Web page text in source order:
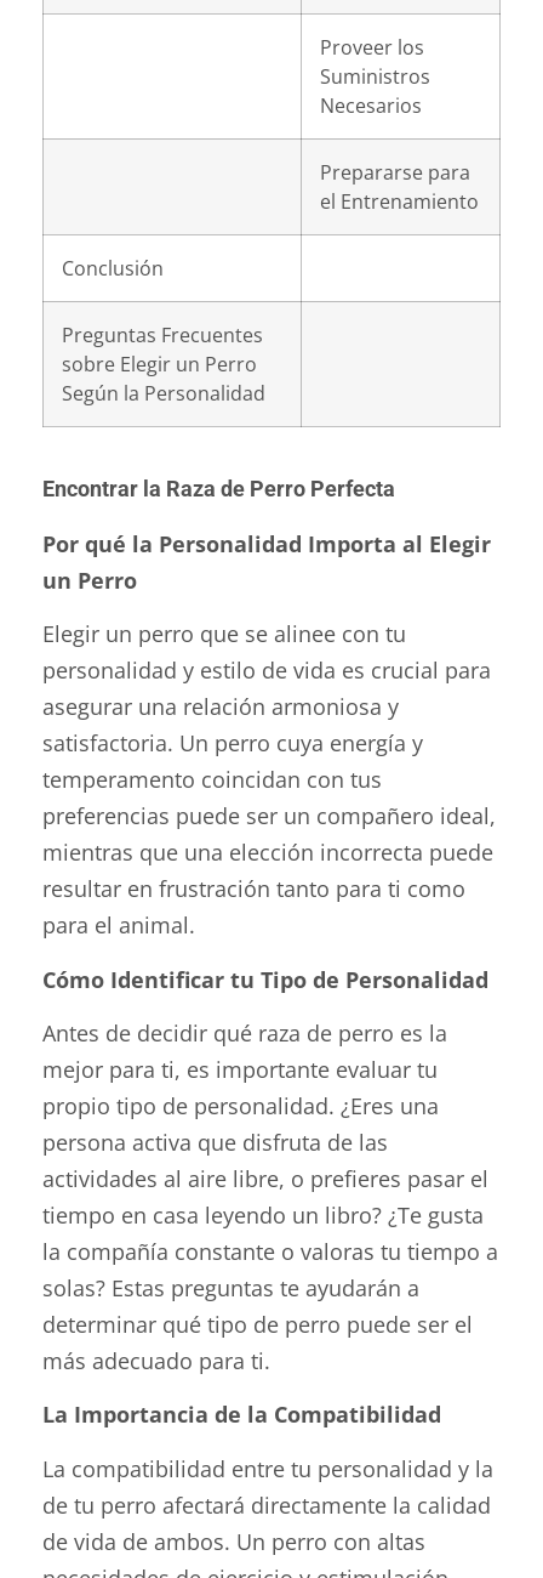
Proveer los
Suministros
Necesarios
Prepararse para
el Entrenamiento
Conclusión
Preguntas Frecuentes
sobre Elegir un Perro
Según la Personalidad
Encontrar la Raza de Perro Perfecta
Por qué la Personalidad Importa al Elegir
un Perro
Elegir un perro que se alinee con tu
personalidad y estilo de vida es crucial para
asegurar una relación armoniosa y
satisfactoria. Un perro cuya energía y
temperamento coincidan con tus
preferencias puede ser un compañero ideal,
mientras que una elección incorrecta puede
resultar en frustración tanto para ti como
para el animal.
Cómo Identificar tu Tipo de Personalidad
Antes de decidir qué raza de perro es la
mejor para ti, es importante evaluar tu
propio tipo de personalidad. ¿Eres una
persona activa que disfruta de las
actividades al aire libre, o prefieres pasar el
tiempo en casa leyendo un libro? ¿Te gusta
la compañía constante o valoras tu tiempo a
solas? Estas preguntas te ayudarán a
determinar qué tipo de perro puede ser el
más adecuado para ti.
La Importancia de la Compatibilidad
La compatibilidad entre tu personalidad y la
de tu perro afectará directamente la calidad
de vida de ambos. Un perro con altas